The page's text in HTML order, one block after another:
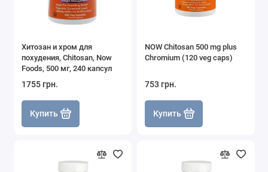
Хитозан и хром для
похудения, Chitosan, Now
Foods, 500 мг, 240 капсул
1755 грн.
Купить
NOW Chitosan 500 mg plus
Chromium (120 veg caps)
753 грн.
Купить